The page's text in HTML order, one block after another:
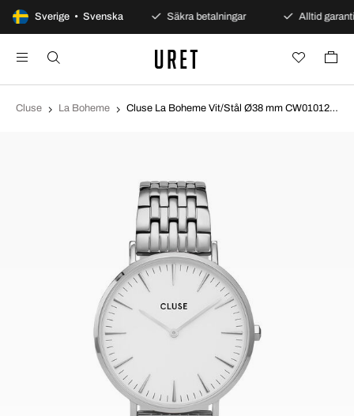
Sverige • Svenska
100 dagars öppet köp Säkra betalningar Alltid garanti
Cluse La Boheme Cluse La Boheme Vit/Stål Ø38 mm CW0101201023